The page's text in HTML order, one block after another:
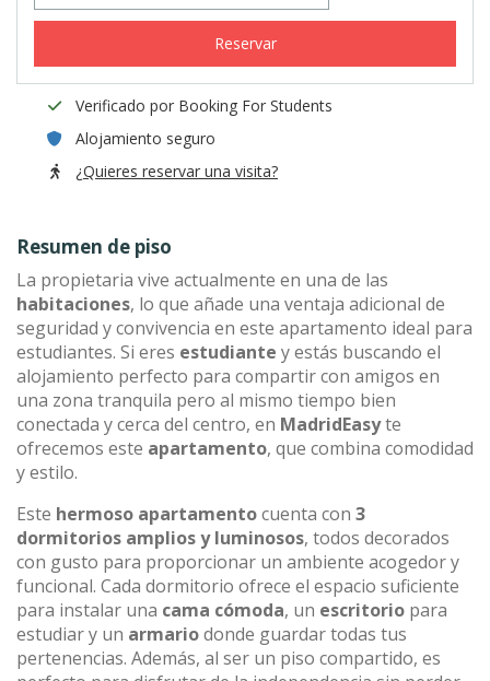
Reservar
Verificado por Booking For Students
Alojamiento seguro
¿Quieres reservar una visita?
Resumen de piso
La propietaria vive actualmente en una de las
habitaciones, lo que añade una ventaja adicional de
seguridad y convivencia en este apartamento ideal para
estudiantes. Si eres estudiante y estás buscando el
alojamiento perfecto para compartir con amigos en
una zona tranquila pero al mismo tiempo bien
conectada y cerca del centro, en MadridEasyte
ofrecemos este apartamento, que combina comodidad
y estilo.
Este hermoso apartamentocuenta con 3
dormitorios amplios y luminosos, todos decorados
con gusto para proporcionar un ambiente acogedor y
funcional. Cada dormitorio ofrece el espacio suficiente
para instalar una cama cómoda, un escritorio para
estudiar y un armariodonde guardar todas tus
pertenencias. Además, al ser un piso compartido, es